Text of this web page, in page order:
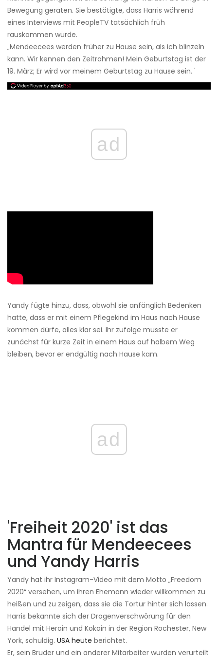
Bewegung geraten. Sie bestätigte, dass Harris während
eines Interviews mit PeopleTV tatsächlich früh
rauskommen würde.
„Mendeecees werden früher zu Hause sein, als ich blinzeln
kann. Wir kennen den Zeitrahmen! Mein Geburtstag ist der
19. März; Er wird vor meinem Geburtstag zu Hause sein. '
ad
Yandy fügte hinzu, dass, obwohl sie anfänglich Bedenken
hatte, dass er mit einem Pflegekind im Haus nach Hause
kommen dürfe, alles klar sei. Ihr zufolge musste er
zunächst für kurze Zeit in einem Haus auf halbem Weg
bleiben, bevor er endgültig nach Hause kam.
ad
'Freiheit 2020' ist das
Mantra für Mendeecees
und Yandy Harris
Yandy hat ihr Instagram-Video mit dem Motto „Freedom
2020“ versehen, um ihren Ehemann wieder willkommen zu
heißen und zu zeigen, dass sie die Tortur hinter sich lassen.
Harris bekannte sich der Drogenverschwörung für den
Handel mit Heroin und Kokain in der Region Rochester, New
York, schuldig. USA heute berichtet.
Er, sein Bruder und ein anderer Mitarbeiter wurden verurteilt